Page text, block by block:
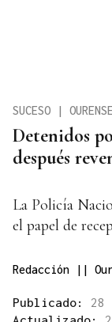
Detenidos
después
SUCESO | OURENSE
La Policía
el papel de
Redacción ||
Publicado: 28